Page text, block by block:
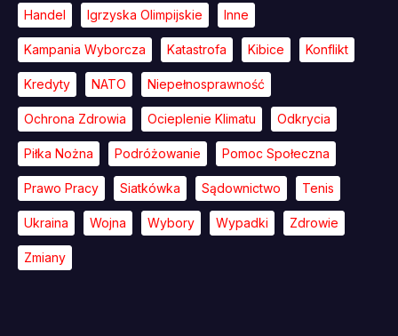
Handel Igrzyska Olimpijskie Inne
Kampania Wyborcza Katastrofa Kibice Konflikt
Kredyty NATO Niepełnosprawność
Ochrona Zdrowia Ocieplenie Klimatu Odkrycia
Piłka Nożna Podróżowanie Pomoc Społeczna
Prawo Pracy Siatkówka Sądownictwo Tenis
Ukraina Wojna Wybory Wypadki Zdrowie
Zmiany